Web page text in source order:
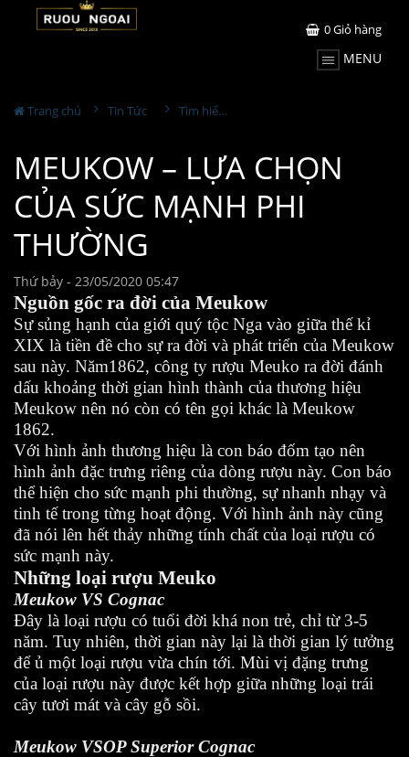
0Giỏ hàng
MENU
Trang chủ Tin Tức Tìm hiểu về rượu
MEUKOW – LỰA CHỌN
CỦA SỨC MẠNH PHI
THƯỜNG
Thứ bảy - 23/05/2020 05:47
Nguồn gốc ra đời của Meukow
Sự sủng hạnh của giới quý tộc Nga vào giữa thế kỉ
XIX là tiền đề cho sự ra đời và phát triển của Meukow
sau này. Năm1862, công ty rượu Meuko ra đời đánh
dấu khoảng thời gian hình thành của thương hiệu
Meukow nên nó còn có tên gọi khác là Meukow
1862.
Với hình ảnh thương hiệu là con báo đốm tạo nên
hình ảnh đặc trưng riêng của dòng rượu này. Con báo
thể hiện cho sức mạnh phi thường, sự nhanh nhạy và
tinh tế trong từng hoạt động. Với hình ảnh này cũng
đã nói lên hết thảy những tính chất của loại rượu có
sức mạnh này.
Những loại rượu Meuko
Meukow VS Cognac
Đây là loại rượu có tuổi đời khá non trẻ, chỉ từ 3-5
năm. Tuy nhiên, thời gian này lại là thời gian lý tưởng
để ủ một loại rượu vừa chín tới. Mùi vị đặng trưng
của loại rượu này được kết hợp giữa những loại trái
cây tươi mát và cây gỗ sồi.
Meukow VSOP Superior Cognac